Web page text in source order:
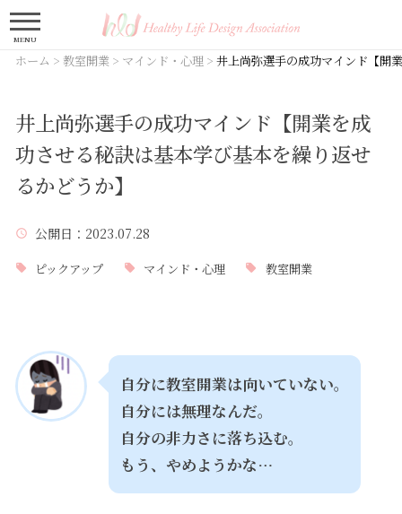
MENU
ホーム > 教室開業 > マインド・心理 > 井上尚弥選手の成功マインド【開
井上尚弥選手の成功マインド【開業を成
功させる秘訣は基本学び基本を繰り返せ
るかどうか】
公開日 ：2023.07.28
ピックアップ マインド・心理 教室開業
自分に教室開業は向いていない。
自分には無理なんだ。
自分の非力さに落ち込む。
もう、やめようかな…